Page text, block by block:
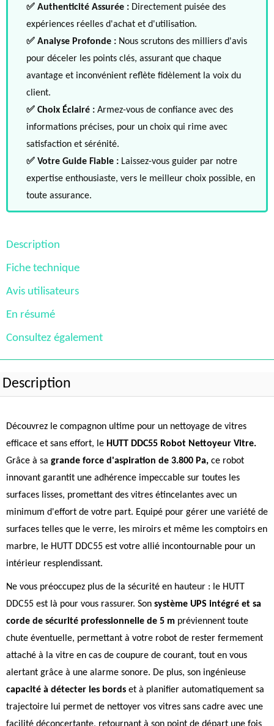
✅ Authenticité Assurée : Directement puisée des
expériences réelles d'achat et d'utilisation.
✅ Analyse Profonde : Nous scrutons des milliers d'avis
pour déceler les points clés, assurant que chaque
avantage et inconvénient reflète fidèlement la voix du
client.
✅ Choix Éclairé : Armez-vous de confiance avec des
informations précises, pour un choix qui rime avec
satisfaction et sérénité.
✅ Votre Guide Fiable : Laissez-vous guider par notre
expertise enthousiaste, vers le meilleur choix possible, en
toute assurance.
Description
Fiche technique
Avis utilisateurs
En résumé
Consultez également
Description
Découvrez le compagnon ultime pour un nettoyage de vitres
efficace et sans effort, le HUTT DDC55 Robot Nettoyeur Vitre.
Grâce à sa grande force d'aspiration de 3.800 Pa, ce robot
innovant garantit une adhérence impeccable sur toutes les
surfaces lisses, promettant des vitres étincelantes avec un
minimum d'effort de votre part. Equipé pour gérer une variété de
surfaces telles que le verre, les miroirs et même les comptoirs en
marbre, le HUTT DDC55 est votre allié incontournable pour un
intérieur resplendissant.
Ne vous préoccupez plus de la sécurité en hauteur : le HUTT
DDC55 est là pour vous rassurer. Son système UPS intégré et sa
corde de sécurité professionnelle de 5 m préviennent toute
chute éventuelle, permettant à votre robot de rester fermement
attaché à la vitre en cas de coupure de courant, tout en vous
alertant grâce à une alarme sonore. De plus, son ingénieuse
capacité à détecter les bords et à planifier automatiquement sa
trajectoire lui permet de nettoyer vos vitres sans cadre avec une